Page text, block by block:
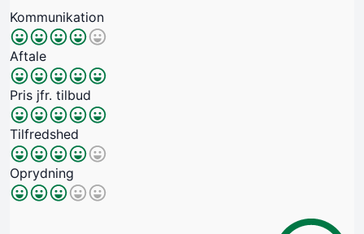
Kommunikation
Aftale
Pris jfr. tilbud
Tilfredshed
Oprydning